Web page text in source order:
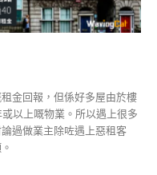
金回報，但係好多屋由於樓
以上嘅物業。所以遇上很多
過做業主除咗遇上惡租客